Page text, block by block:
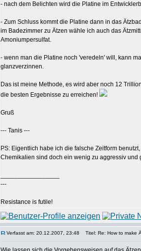
- nach dem Belichten wird die Platine im
- Zum Schluss kommt die Platine dann in das
im Badezimmer zu Ätzen wähle ich auch das
Amoniumpersulfat.
- wenn man die Platine noch 'veredeln' will, kann
glanzverzinnen.
Das ist meine Methode, es wird aber noch 12
die besten Ergebnisse zu erreichen!
Gruß
--- Tanis ---
PS: Eigentlich habe ich die falsche Zeitform
Chemikalien sind doch ein wenig zu aggressiv und
---
Resistance is futile!
Verfasst am: 20.12.2007, 23:48 Titel: Re: How to make